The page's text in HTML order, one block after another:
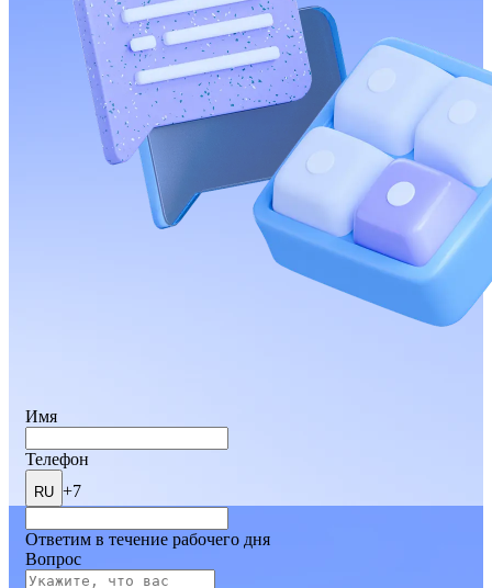
Имя
Телефон
RU +7
Ответим в течение рабочего дня
Вопрос